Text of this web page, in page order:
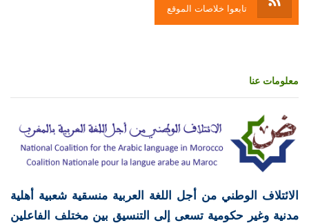
تابعوا خلاصات الموقع
معلومات عنا
الائتلاف الوطني من أجل اللغة العربية منسقية شعبية أهلية
مدنية وغير حكومية تسعى إلى التنسيق بين مختلف الفاعلين